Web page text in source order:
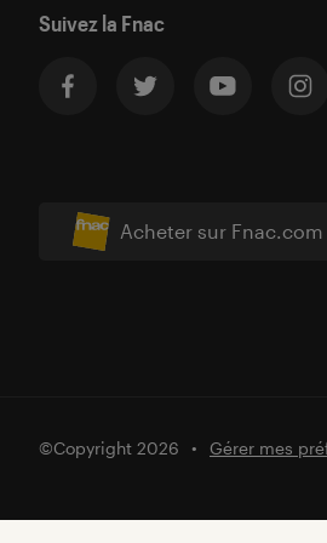
Suivez la Fnac
Acheter sur Fnac.com
©Copyright 2026 Gérer mes